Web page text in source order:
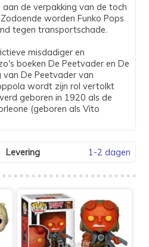
de verpakking van de toch
worden Funko Pops
tegen transportschade.
misdadiger en
boeken De Peetvader en De
van De Peetvader van
wordt zijn rol vertolkt
geboren in 1920 als de
(geboren als Vito
Levering 1-2 dagen